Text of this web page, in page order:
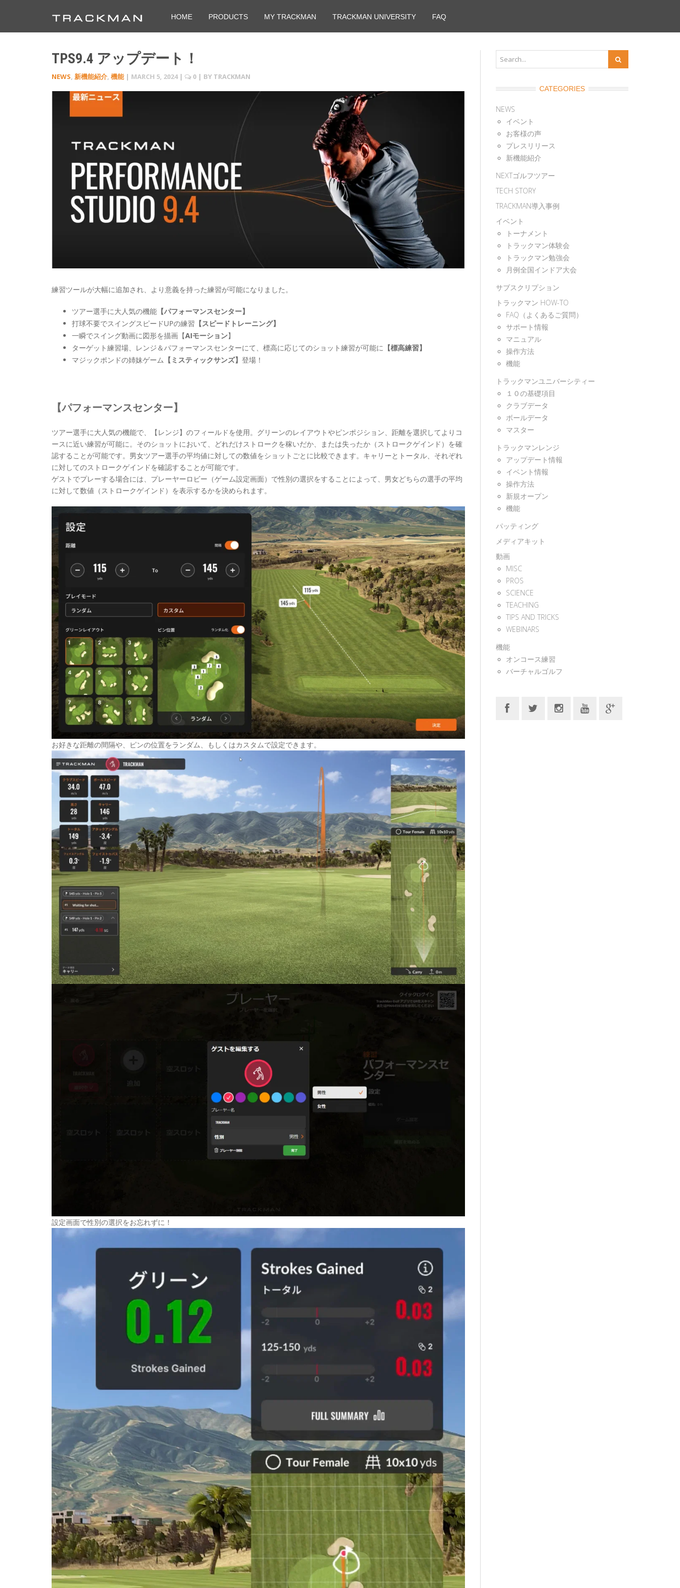
HOME PRODUCTS MY TRACKMAN TRACKMAN UNIVERSITY FAQ
TPS9.4 アップデート！
NEWS, 新機能紹介, 機能 | MARCH 5, 2024 | 0 | BY TRACKMAN
練習ツールが大幅に追加され、より意義を持った練習が可能になりました。
ツアー選手に大人気の機能 【パフォーマンスセンター】
打球不要でスイングスピードUPの練習 【スピードトレーニング】
一瞬でスイング動画に図形を描画【AIモーション】
ターゲット練習場、レンジ＆パフォーマンスセンターにて、標高に応じてのショット練習が可能に 【標高練習】
マジックポンドの姉妹ゲーム 【ミスティックサンズ】 登場！
【パフォーマンスセンター】
ツアー選手に大人気の機能で、【レンジ】のフィールドを使用。グリーンのレイアウトやピンポジション、距離を選択してよりコ
ースに近い練習が可能に。そのショットにおいて、どれだけストロークを稼いだか、または失ったか（ストロークゲインド）を確
認することが可能です。男女ツアー選手の平均値に対しての数値をショットごとに比較できます。キャリーとトータル、それぞれ
に対してのストロークゲインドを確認することが可能です。
ゲストでプレーする場合には、プレーヤーロビー（ゲーム設定画面）で性別の選択をすることによって、男女どちらの選手の平均
に対して数値（ストロークゲインド）を表示するかを決められます。
お好きな距離の間隔や、ピンの位置をランダム、もしくはカスタムで設定できます。
設定画面で性別の選択をお忘れずに！
CATEGORIES
NEWS
イベント
お客様の声
プレスリリース
新機能紹介
NEXTゴルフツアー
TECH STORY
TRACKMAN導入事例
イベント
トーナメント
トラックマン体験会
トラックマン勉強会
月例全国インドア大会
サブスクリプション
トラックマン HOW-TO
FAQ（よくあるご質問）
サポート情報
マニュアル
操作方法
機能
トラックマンユニバーシティー
１０の基礎項目
クラブデータ
ボールデータ
マスター
トラックマンレンジ
アップデート情報
イベント情報
操作方法
新規オープン
機能
パッティング
メディアキット
動画
MISC
PROS
SCIENCE
TEACHING
TIPS AND TRICKS
WEBINARS
機能
オンコース練習
バーチャルゴルフ